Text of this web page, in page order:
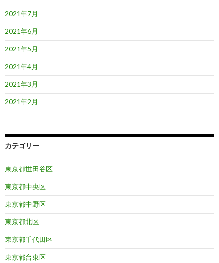
2021年7月
2021年6月
2021年5月
2021年4月
2021年3月
2021年2月
カテゴリー
東京都世田谷区
東京都中央区
東京都中野区
東京都北区
東京都千代田区
東京都台東区